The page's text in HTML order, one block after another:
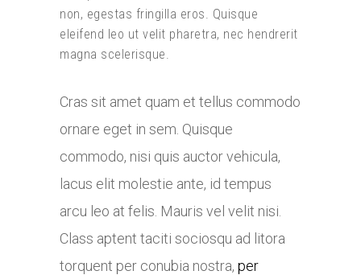
non, egestas fringilla eros. Quisque
eleifend leo ut velit pharetra, nec hendrerit
magna scelerisque.
Cras sit amet quam et tellus commodo
ornare eget in sem. Quisque
commodo, nisi quis auctor vehicula,
lacus elit molestie ante, id tempus
arcu leo at felis. Mauris vel velit nisi.
Class aptent taciti sociosqu ad litora
torquent per conubia nostra, per